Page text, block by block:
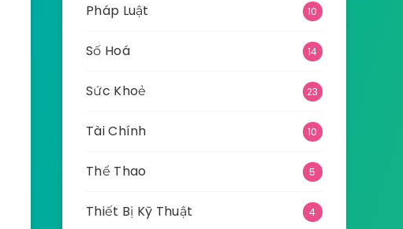
Pháp Luật 10
Số Hoá 14
Sức Khoẻ 23
Tài Chính 10
Thể Thao 5
Thiết Bị Kỹ Thuật 4